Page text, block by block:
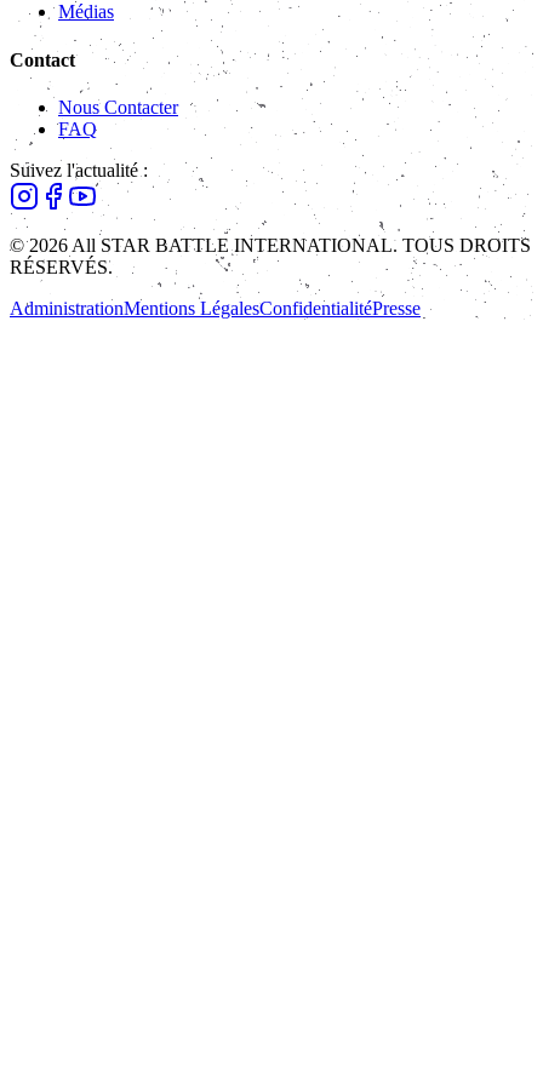
Médias
Contact
Nous Contacter
FAQ
Suivez l'actualité :
© 2026 All STAR BATTLE INTERNATIONAL. TOUS DROITS
RÉSERVÉS.
AdministrationMentions LégalesConfidentialitéPresse